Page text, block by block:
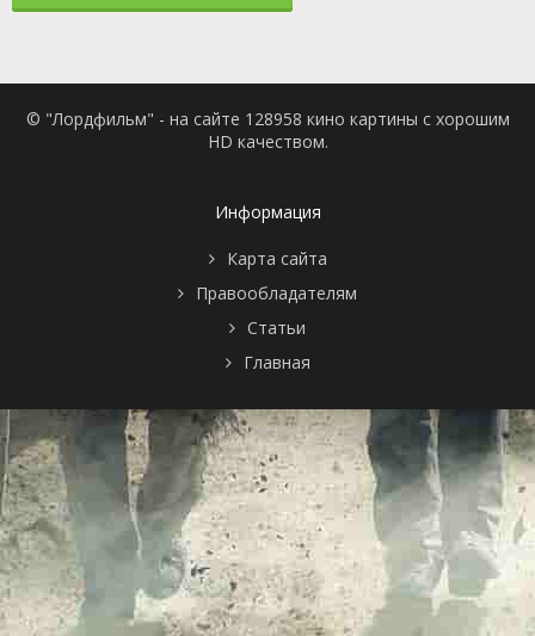
© "Лордфильм" - на сайте 128958 кино картины с хорошим
HD качеством.
Информация
Карта сайта
Правообладателям
Статьи
Главная